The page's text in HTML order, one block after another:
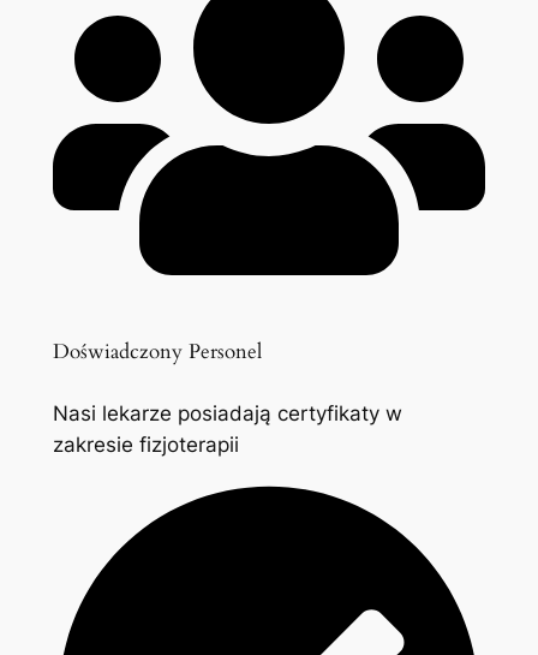
Doświadczony Personel
Nasi lekarze posiadają certyfikaty w
zakresie fizjoterapii